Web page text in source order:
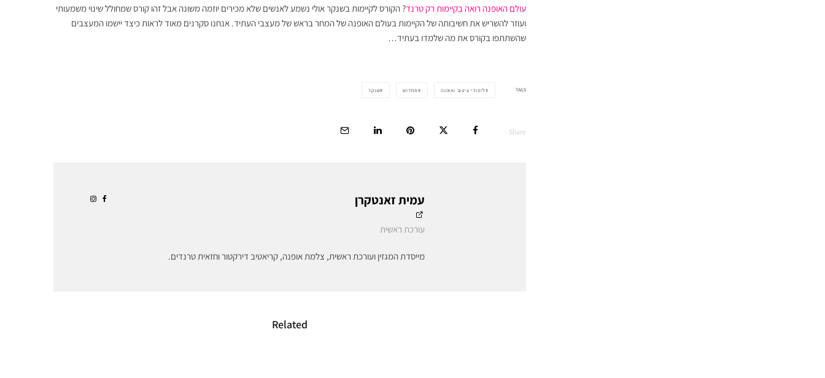
עולם האופנה רואה בקיימות רק טרנד? הקורס לקיימות בשנקר אולי נשמע לאנשים שלא מכירים יוזמה משונה אבל זהו קורס שמחולל שינוי משמעותי
ועוזר להשריש את חשיבותה של הקיימות בעולם האופנה של המחר בראש של מעצבי העתיד. אנחנו סקרנים מאוד לראות כיצד יישמו המעצבים
שהשתתפו בקורס את מה שלמדו בעתיד…
TAGS לימודי עיצוב ואופנה מחדוש שנקר
Share
עמית זאנטקרן
עורכת ראשית
מייסדת המגזין ועורכת ראשית, צלמת אופנה, קריאטיב דירקטור וחזאית טרנדים.
Related